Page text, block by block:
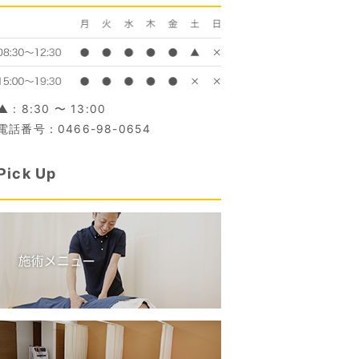
: 8:30 〜 13:00
話番号：0466-98-0654
Up